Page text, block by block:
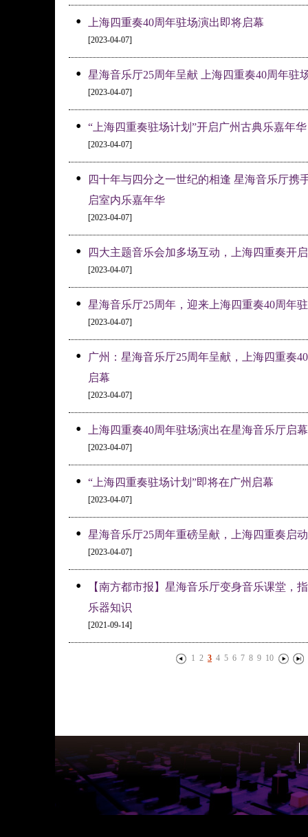
• 上海四重奏40周年驻场演出即将启幕
[2023-04-07]
• 星海音乐厅25周年呈献 上海四重奏40周年驻
[2023-04-07]
• “上海四重奏驻场计划”开启广州古典乐嘉年华
[2023-04-07]
•
四十年与四分之一世纪的相逢 星海音乐厅携
启室内乐嘉年华
[2023-04-07]
• 四大主题音乐会加多场互动，上海四重奏开
[2023-04-07]
• 星海音乐厅25周年，迎来上海四重奏40周年
[2023-04-07]
•
广州：星海音乐厅25周年呈献，上海四重奏
启幕
[2023-04-07]
• 上海四重奏40周年驻场演出在星海音乐厅启幕
[2023-04-07]
• “上海四重奏驻场计划”即将在广州启幕
[2023-04-07]
• 星海音乐厅25周年重磅呈献，上海四重奏启
[2023-04-07]
•
【南方都市报】星海音乐厅变身音乐课堂，
乐器知识
[2021-09-14]
1 2 3 4 5 6 7 8 9 10